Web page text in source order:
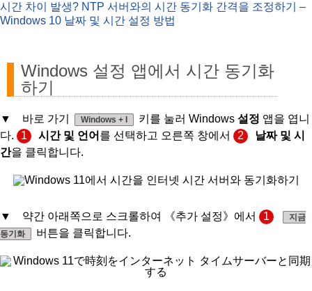
시간 차이 발생? NTP 서버와의 시간 동기화 간격을 조정하기 –
Windows 10 날짜 및 시간 설정 방법
Windows 설정 앱에서 시간 동기화
하기
▼ 바로 가기 Windows + I 키를 눌러 Windows 설정 앱을 엽니
다.
1 시간 및 언어 를 선택하고 오른쪽 창에서 2
날짜 및 시
간을 클릭합니다.
▼ 약간 아래쪽으로 스크롤하여 《추가 설정》에서 1
지금
동기화
버튼을 클릭합니다.